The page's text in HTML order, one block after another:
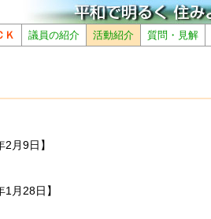
Ｋ 議員の紹介 活動紹介 質問・見解
2月9日】
月28日】